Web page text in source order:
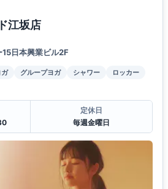
江坂店
日本興業ビル2F
ガ グループヨガ シャワー
ロッカー
定休日
毎週金曜日